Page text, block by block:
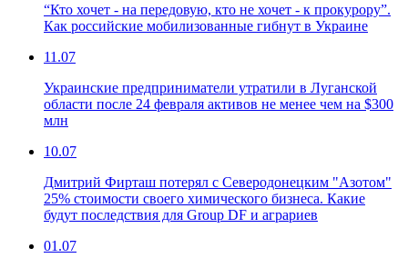
“Кто хочет - на передовую, кто не хочет - к прокурору”.
Как российские мобилизованные гибнут в Украине
11.07
Украинские предприниматели утратили в Луганской
области после 24 февраля активов не менее чем на $300
млн
10.07
Дмитрий Фирташ потерял с Северодонецким "Азотом"
25% стоимости своего химического бизнеса. Какие
будут последствия для Group DF и аграриев
01.07